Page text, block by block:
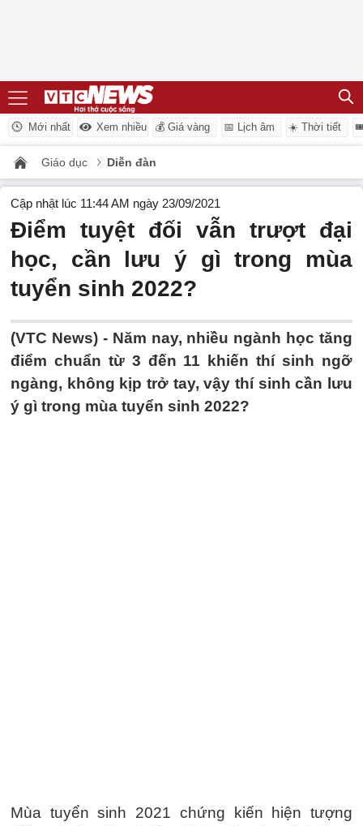
Mới nhất Xem nhiều 💰 Giá vàng 📅 Lịch âm ☀️ Thời tiết
Giáo dục Diễn đàn
Cập nhật lúc 11:44 AM ngày 23/09/2021
Điểm tuyệt đối vẫn trượt đại
học, cần lưu ý gì trong mùa
tuyển sinh 2022?
(VTC News) - Năm nay, nhiều ngành học tăng
điểm chuẩn từ 3 đến 11 khiến thí sinh ngỡ
ngàng, không kịp trở tay, vậy thí sinh cần lưu
ý gì trong mùa tuyển sinh 2022?
Mùa tuyển sinh 2021 chứng kiến hiện tượng